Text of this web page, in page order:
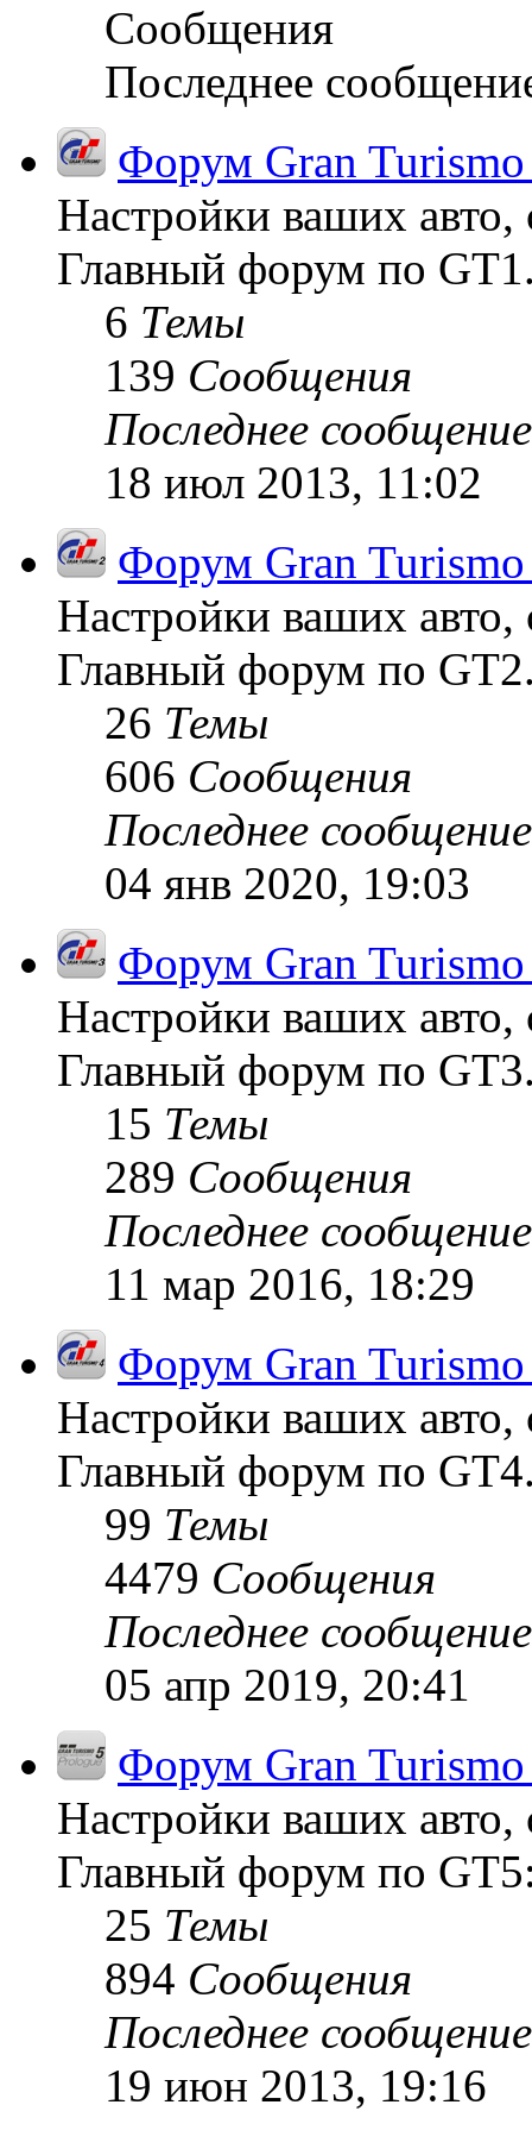
Сообщения
Последнее
Форум Gran
Настройки ваших авто,
Главный форум по
6 Темы
139 Сообщения
Последнее сообщение
18 июл 2013, 11:02
Форум Gran
Настройки ваших авто,
Главный форум по
26 Темы
606 Сообщения
Последнее сообщение
04 янв 2020, 19:03
Форум Gran
Настройки ваших авто,
Главный форум по
15 Темы
289 Сообщения
Последнее сообщение
11 мар 2016, 18:29
Форум Gran
Настройки ваших авто,
Главный форум по
99 Темы
4479 Сообщения
Последнее сообщение
05 апр 2019, 20:41
Форум Gran
Настройки ваших авто,
Главный форум по
25 Темы
894 Сообщения
Последнее сообщение
19 июн 2013, 19:16